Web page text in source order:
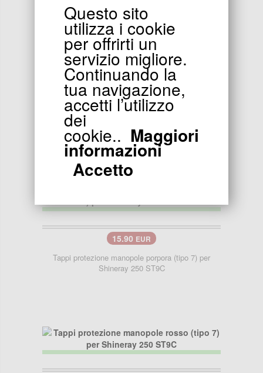
15.90EUR
Tappi protezione manopole oro (tipo 7) per Shineray
15.90 EUR
Tappi protezione manopole porpora (tipo 7) per
Shineray 250 ST9C
Questo sito
utilizza i cookie
per offrirti un
servizio migliore.
Continuando la
tua navigazione,
accetti l’utilizzo
dei
cookie.. Maggiori
informazioni
Accetto